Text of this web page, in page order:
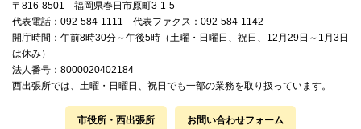
〒816-8501 福岡県春日市原町3-1-5
代表電話：092-584-1111 代表ファクス：092-584-1142
開庁時間：午前8時30分～午後5時（土曜・日曜日、祝日、12月29日～1月3日
は休み）
法人番号：8000020402184
西出張所では、土曜・日曜日、祝日でも一部の業務を取り扱っています。
市役所・西出張所 お問い合わせフォーム